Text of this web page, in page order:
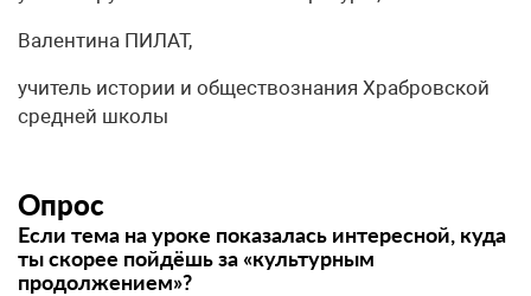
Валентина ПИЛАТ,
учитель истории и обществознания Храбровской
средней школы
Опрос
Если тема на уроке показалась интересной, куда
ты скорее пойдёшь за «культурным
продолжением»?